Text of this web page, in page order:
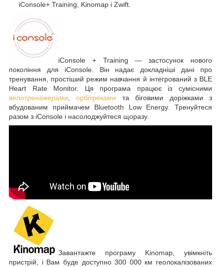
iConsole+ Training, Kinomap і Zwift.
iConsole + Training — застосунок нового
покоління для iConsole. Він надає докладніші дані про
тренування, простіший режим навчання й інтегрований з BLE
Heart Rate Monitor. Ця програма працює із сумісними
велотренажерами,орбітреками та біговими доріжками з
вбудованим приймачем Bluetooth Low Energy. Тренуйтеся
разом з iConsole і насолоджуйтеся щоразу.
Завантажте програму Kinomap, увімкніть
пристрій, і Вам буде доступно 300 000 км геолокалізованих